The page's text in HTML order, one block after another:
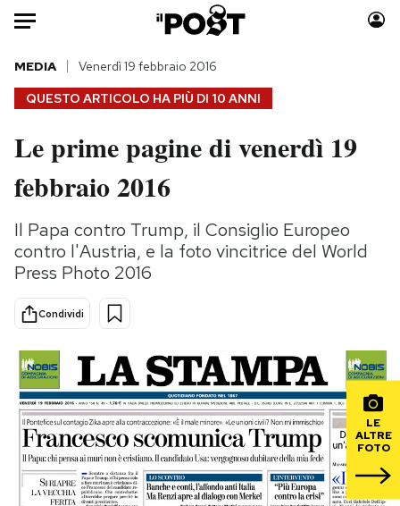
Auto
HOME
Italia
Politica
Tecnologia
Internet
Scienza
Cultura
Economia
Sport
Moda
Storie/Idee
Ok Boomer!
Mondiali calcio 2026
PODCAST
NEWSLETTER
QUESTO ARTICOLO HA PIÙ DI 10 ANNI
MEDIA Venerdì 19 febbraio 2016
Le prime pagine di venerdì 19
febbraio 2016
Il Papa contro Trump, il Consiglio Europeo
contro l'Austria, e la foto vincitrice del World
Press Photo 2016
Condividi
LE
ALTRE
FOTO